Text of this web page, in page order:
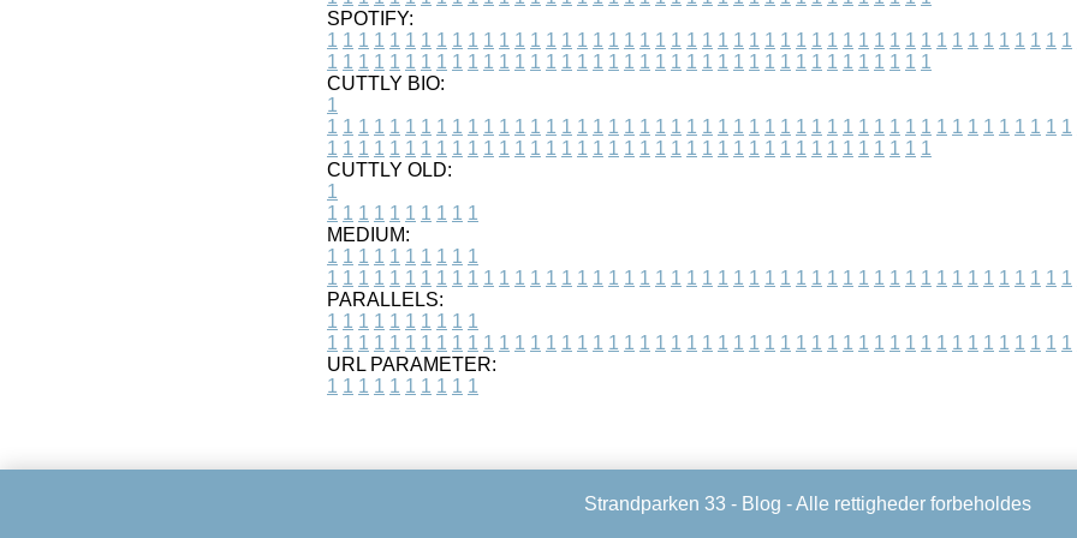
SPOTIFY:
1 1 1 1 1 1 1 1 1 1 1 1 1 1 1 1 1 1 1 1 1 1 1 1 1 1 1 1 1 1 1 1 1 1 1 1 1 1 1 1 1 1 1 1 1 1 1 1
1 1 1 1 1 1 1 1 1 1 1 1 1 1 1 1 1 1 1 1 1 1 1 1 1 1 1 1 1 1 1 1 1 1 1 1 1 1 1
CUTTLY BIO:
1
1 1 1 1 1 1 1 1 1 1 1 1 1 1 1 1 1 1 1 1 1 1 1 1 1 1 1 1 1 1 1 1 1 1 1 1 1 1 1 1 1 1 1 1 1 1 1 1
1 1 1 1 1 1 1 1 1 1 1 1 1 1 1 1 1 1 1 1 1 1 1 1 1 1 1 1 1 1 1 1 1 1 1 1 1 1 1
CUTTLY OLD:
1
1 1 1 1 1 1 1 1 1 1
MEDIUM:
1 1 1 1 1 1 1 1 1 1
1 1 1 1 1 1 1 1 1 1 1 1 1 1 1 1 1 1 1 1 1 1 1 1 1 1 1 1 1 1 1 1 1 1 1 1 1 1 1 1 1 1 1 1 1 1 1 1
PARALLELS:
1 1 1 1 1 1 1 1 1 1
1 1 1 1 1 1 1 1 1 1 1 1 1 1 1 1 1 1 1 1 1 1 1 1 1 1 1 1 1 1 1 1 1 1 1 1 1 1 1 1 1 1 1 1 1 1 1 1
URL PARAMETER:
1 1 1 1 1 1 1 1 1 1
Strandparken 33 - Blog - Alle rettigheder forbeholdes